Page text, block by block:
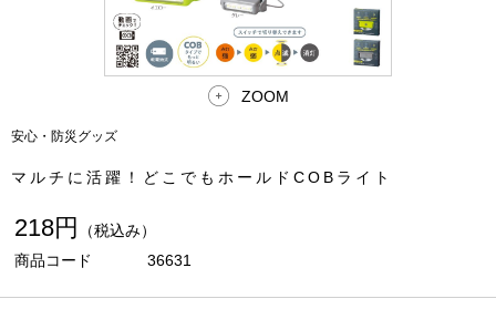
ZOOM
安心・防災グッズ
マルチに活躍！どこでもホールドCOBライト
218円
（税込み）
商品コード
36631